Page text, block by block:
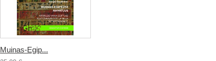
Muinas-Egip...